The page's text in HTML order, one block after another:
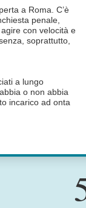
a Roma. C’è
penale,
con velocità e
soprattutto,
a lungo
o non abbia
incarico ad onta